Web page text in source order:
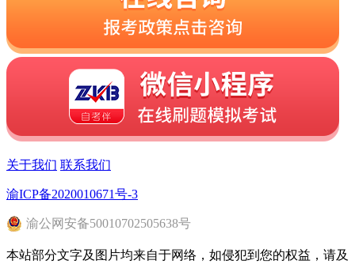
关于我们 联系我们
渝ICP备2020010671号-3
渝公网安备50010702505638号
本站部分文字及图片均来自于网络，如侵犯到您的权益，请及